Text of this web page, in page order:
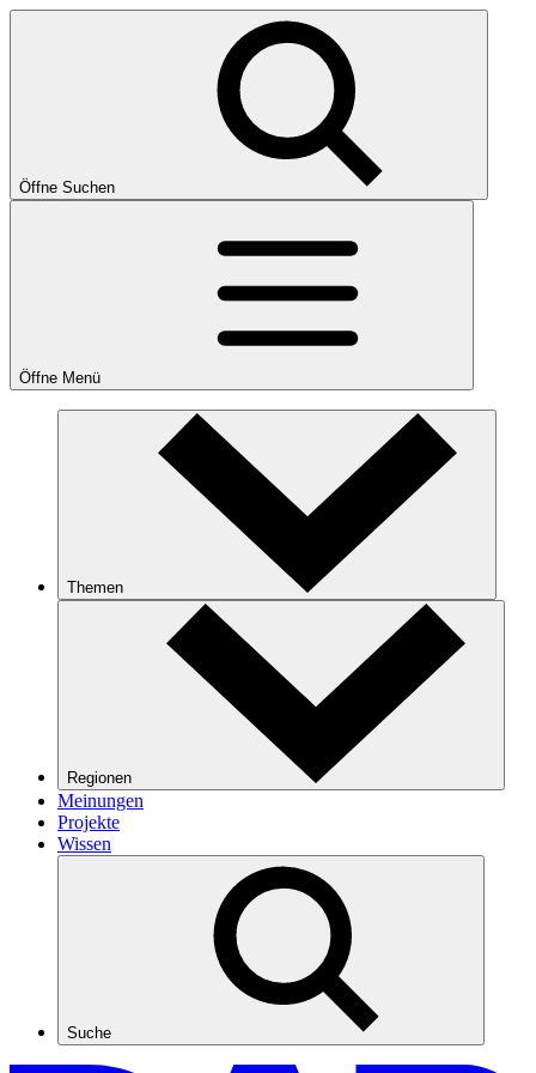
Öffne Suchen
Öffne Menü
Themen
Regionen
Meinungen
Projekte
Wissen
Suche